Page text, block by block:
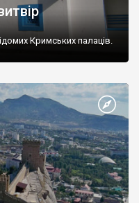
Кримських палаців.